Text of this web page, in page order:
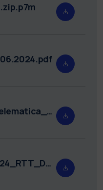
richiesta_1_riunione_telematica_2024_RTT_DAER_2.pdf
Approvazione_Atti_2024_RTT_DAER_2.pdf